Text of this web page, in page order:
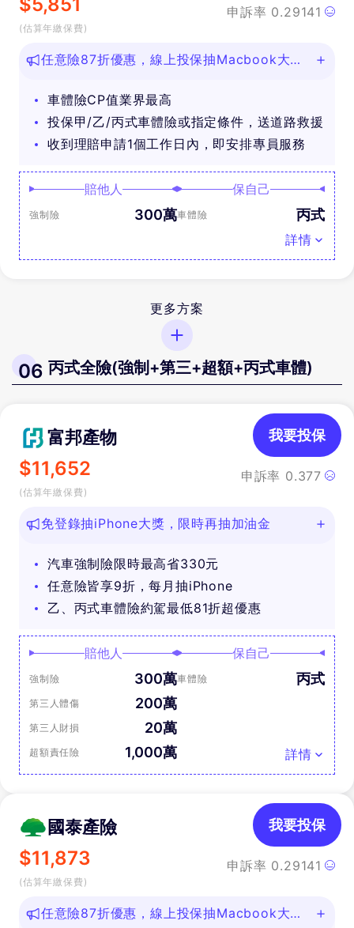
(估算年繳保費)
申訴率 0.29141
任意險87折優惠，線上投保抽Macbook大
車體險CP值業界最高
投保甲/乙/丙式車體險或指定條件，送道路救援
收到理賠申請1個工作日內，即安排專員服務
賠他人
強制險 300萬
保自己
車體險 丙式
詳情
更多方案
06 丙式全險(強制+第三+超額+丙式車體)
富邦產物
$11,652
(估算年繳保費)
申訴率 0.377
我要投保
免登錄抽iPhone大獎，限時再抽加油金
汽車強制險限時最高省330元
任意險皆享9折，每月抽iPhone
乙、丙式車體險約駕最低81折超優惠
賠他人
強制險 300萬
第三人體傷 200萬
第三人財損 20萬
超額責任險 1,000萬
保自己
車體險 丙式
詳情
國泰產險
$11,873
(估算年繳保費)
申訴率 0.29141
我要投保
任意險87折優惠，線上投保抽Macbook大